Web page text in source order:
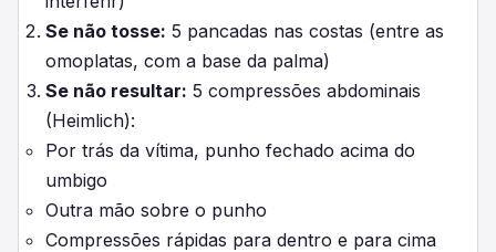
Se não tosse: 5 pancadas nas costas (entre as
omoplatas, com a base da palma)
Se não resultar: 5 compressões abdominais
(Heimlich):
Por trás da vítima, punho fechado acima do
umbigo
Outra mão sobre o punho
Compressões rápidas para dentro e para cima